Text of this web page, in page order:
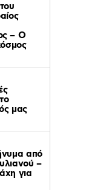
– Ο
μας
από
–
για